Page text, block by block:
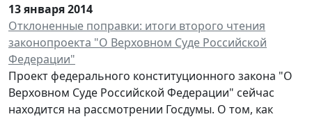
13 января 2014
Отклоненные поправки: итоги второго чтения
законопроекта "О Верховном Суде Российской
Федерации"
Проект федерального конституционного закона "О
Верховном Суде Российской Федерации" сейчас
находится на рассмотрении Госдумы. О том, как